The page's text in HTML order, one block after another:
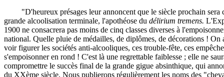
"D'heureux présages leur annoncent que le siècle prochain sera
grande alcoolisation terminale, l'apothéose du délirium tremens.
1900 ne consacrera pas moins de cinq classes diverses à
national. Quelle pluie de médailles, de diplômes, de décorations ! On
voir figurer les sociétés anti-alcooliques, ces trouble-fête, ces
s'empoisonner en rond ! C'est là une regrettable faiblesse ; elle ne
compromettre le succès final de la grande gigue absinthique, qui
du XXème siècle. Nous publierons régulièrement les noms des